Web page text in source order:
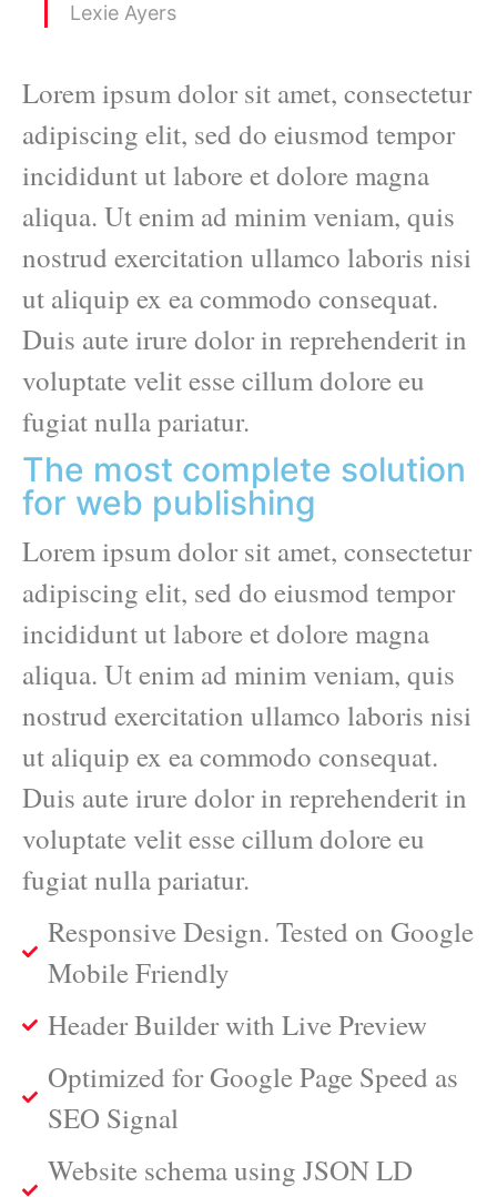
Lexie Ayers
Lorem ipsum dolor sit amet, consectetur
adipiscing elit, sed do eiusmod tempor
incididunt ut labore et dolore magna
aliqua. Ut enim ad minim veniam, quis
nostrud exercitation ullamco laboris nisi
ut aliquip ex ea commodo consequat.
Duis aute irure dolor in reprehenderit in
voluptate velit esse cillum dolore eu
fugiat nulla pariatur.
The most complete solution
for web publishing
Lorem ipsum dolor sit amet, consectetur
adipiscing elit, sed do eiusmod tempor
incididunt ut labore et dolore magna
aliqua. Ut enim ad minim veniam, quis
nostrud exercitation ullamco laboris nisi
ut aliquip ex ea commodo consequat.
Duis aute irure dolor in reprehenderit in
voluptate velit esse cillum dolore eu
fugiat nulla pariatur.
Responsive Design. Tested on Google
Mobile Friendly
Header Builder with Live Preview
Optimized for Google Page Speed as
SEO Signal
Website schema using JSON LD